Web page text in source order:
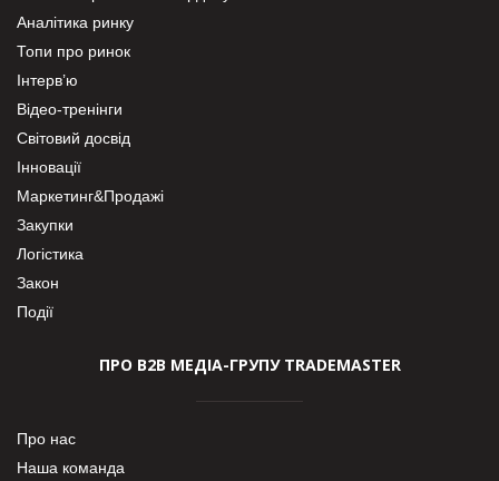
Аналітика ринку
Топи про ринок
Інтерв’ю
Відео-тренінги
Світовий досвід
Інновації
Маркетинг&Продажі
Закупки
Логістика
Закон
Події
ПРО В2В МЕДІА-ГРУПУ TRADEMASTER
Про нас
Наша команда